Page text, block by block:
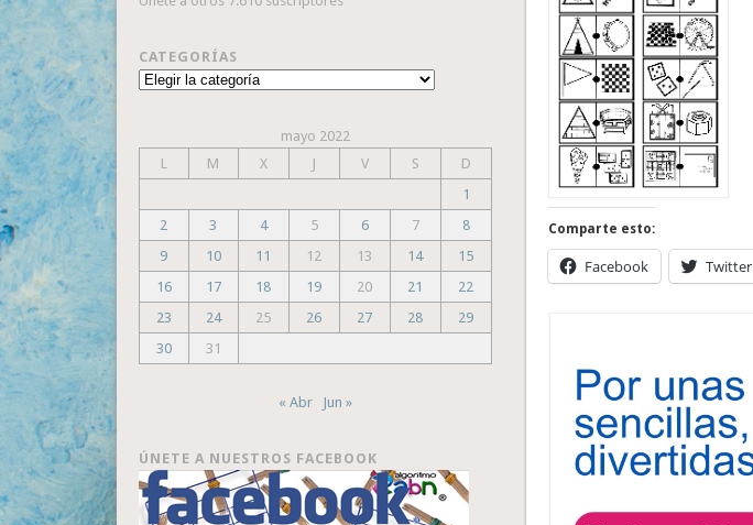
Comparte esto:
Facebook Twitter
CATEGORÍAS
Categorías
mayo 2022
L
M X J V S
D
1
2
3 4 5 6 7
8
9
10 11 12 13 14
15
16
17 18 19 20 21
22
23
24 25 26 27 28
29
30
31
« Abr Jun »
ÚNETE A NUESTROS FACEBOOK